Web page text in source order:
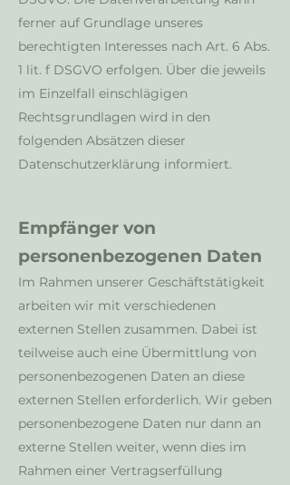
ferner auf Grundlage unseres
berechtigten Interesses nach Art. 6 Abs.
1 lit. f DSGVO erfolgen. Über die jeweils
im Einzelfall einschlägigen
Rechtsgrundlagen wird in den
folgenden Absätzen dieser
Datenschutzerklärung informiert.
Empfänger von
personenbezogenen Daten
Im Rahmen unserer Geschäftstätigkeit
arbeiten wir mit verschiedenen
externen Stellen zusammen. Dabei ist
teilweise auch eine Übermittlung von
personenbezogenen Daten an diese
externen Stellen erforderlich. Wir geben
personenbezogene Daten nur dann an
externe Stellen weiter, wenn dies im
Rahmen einer Vertragserfüllung